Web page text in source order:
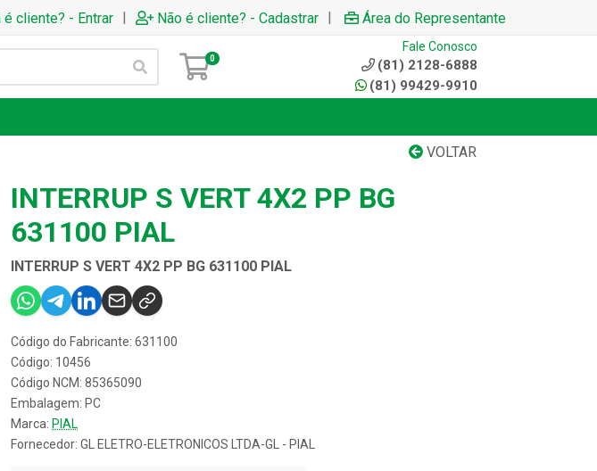
é cliente? - Entrar | Não é cliente? - Cadastrar | Área do Representante
0
Fale Conosco
(81) 2128-6888
(81) 99429-9910
VOLTAR
INTERRUP S VERT 4X2 PP BG
631100 PIAL
INTERRUP S VERT 4X2 PP BG 631100 PIAL
Código do Fabricante: 631100
Código: 10456
Código NCM: 85365090
Embalagem: PC
Marca: PIAL
Fornecedor: GL ELETRO-ELETRONICOS LTDA-GL - PIAL